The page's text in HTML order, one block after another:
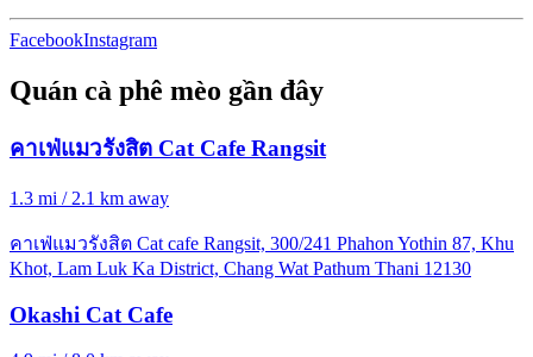
FacebookInstagram
Quán cà phê mèo gần đây
คาเฟ่แมวรังสิต Cat Cafe Rangsit
1.3 mi / 2.1 km away
คาเฟ่แมวรังสิต Cat cafe Rangsit, 300/241 Phahon Yothin 87, Khu
Khot, Lam Luk Ka District, Chang Wat Pathum Thani 12130
Okashi Cat Cafe